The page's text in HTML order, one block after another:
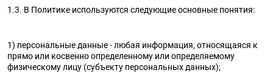
1.3. В Политике используются следующие основные понятия:
1) персональные данные - любая информация, относящаяся к
прямо или косвенно определенному или определяемому
физическому лицу (субъекту персональных данных);
препараты
система
для
иммунитета
для
лечения
геморроя
и Омега – 3
и
организма
сосудов
Для
Для
Уход за
Уход за
полостью
Уход за
руками и
Расходные
Таблетницы
Тесты
диагностические
Уход за
больными
Шприцы и